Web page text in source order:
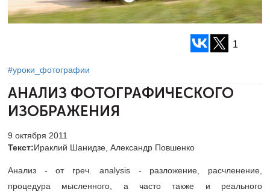
1
#уроки_фотографии
АНАЛИЗ ФОТОГРАФИЧЕСКОГО
ИЗОБРАЖЕНИЯ
9 октября 2011
Текст:Ираклий Шанидзе, Александр Повшенко
Анализ - от греч. analysis - разложение, расчленение,
процедура мысленного, а часто также и реального